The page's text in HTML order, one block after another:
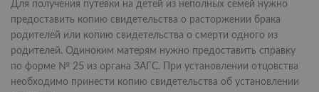
Для получения путевки на детей из неполных семей нужно
предоставить копию свидетельства о расторжении брака
родителей или копию свидетельства о смерти одного из
родителей. Одиноким матерям нужно предоставить справку
по форме № 25 из органа ЗАГС. При установлении отцовства
необходимо принести копию свидетельства об установлении